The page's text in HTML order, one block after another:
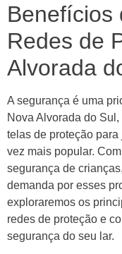
Benefícios
Redes de
Alvorada
A segurança é uma
Nova Alvorada do
telas de proteção
vez mais popular.
segurança de
demanda por esses
exploraremos os
redes de proteção e
segurança do seu lar.